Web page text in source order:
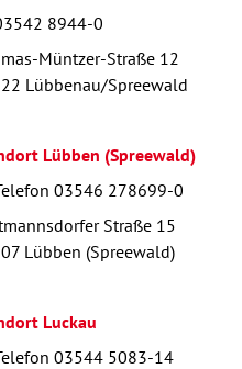
8944-0
Müntzer-Straße 12
Lübbenau/Spreewald
Lübben (Spreewald)
03546 278699-0
Straße 15
Lübben (Spreewald)
Luckau
03544 5083-14